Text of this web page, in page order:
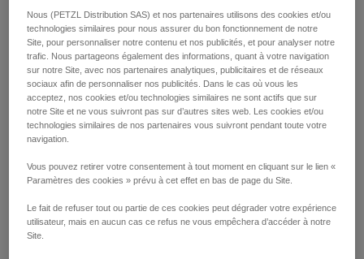
Modèle actuel d'ASAP LOCK :
ASAP LOCK 2026
Nous (PETZL Distribution SAS) et nos partenaires utilisons des cookies et/ou
technologies similaires pour nous assurer du bon fonctionnement de notre
Site, pour personnaliser notre contenu et nos publicités, et pour analyser notre
trafic. Nous partageons également des informations, quant à votre navigation
sur notre Site, avec nos partenaires analytiques, publicitaires et de réseaux
sociaux afin de personnaliser nos publicités. Dans le cas où vous les
acceptez, nos cookies et/ou technologies similaires ne sont actifs que sur
notre Site et ne vous suivront pas sur d’autres sites web. Les cookies et/ou
technologies similaires de nos partenaires vous suivront pendant toute votre
navigation.
Vous pouvez retirer votre consentement à tout moment en cliquant sur le lien «
Paramètres des cookies » prévu à cet effet en bas de page du Site.
Le fait de refuser tout ou partie de ces cookies peut dégrader votre expérience
utilisateur, mais en aucun cas ce refus ne vous empêchera d’accéder à notre
Site.